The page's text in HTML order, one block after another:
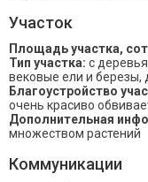
Участок
Площадь участка,
Тип участка: с
вековые ели и березы,
Благоустройство
очень красиво
Дополнительная
множеством растений
Коммуникации